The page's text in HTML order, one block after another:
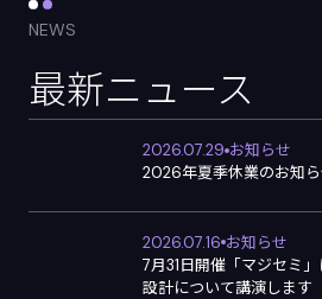
NEWS
最新ニュース
2026.07.29 お知らせ
2026年夏季休業のお知
2026.07.16 お知らせ
7月31日開催「マジセミ
設計について講演します